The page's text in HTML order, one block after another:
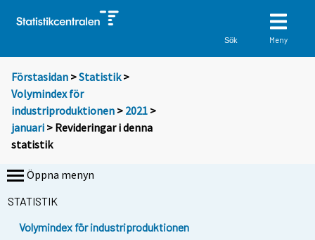
Sök Meny
Förstasidan >Statistik >
Volymindex för
industriproduktionen > 2021 >
januari > Revideringar i denna
statistik
Öppna menyn
STATISTIK
Volymindex för industriproduktionen